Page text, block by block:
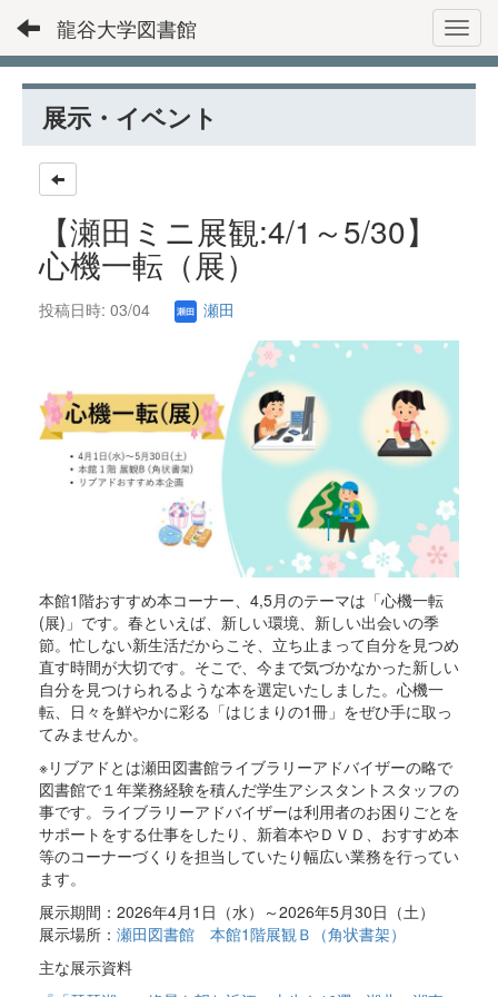
龍谷大学図書館
展示・イベント
【瀬田ミニ展観:4/1～5/30】
心機一転（展）
投稿日時: 03/04 瀬田
本館1階おすすめ本コーナー、4,5月のテーマは「心機一転
(展)」です。春といえば、新しい環境、新しい出会いの季
節。忙しない新生活だからこそ、立ち止まって自分を見つめ
直す時間が大切です。そこで、今まで気づかなかった新しい
自分を見つけられるような本を選定いたしました。心機一
転、日々を鮮やかに彩る「はじまりの1冊」をぜひ手に取っ
てみませんか。
※リブアドとは瀬田図書館ライブラリーアドバイザーの略で
図書館で１年業務経験を積んだ学生アシスタントスタッフの
事です。ライブラリーアドバイザーは利用者のお困りごとを
サポートをする仕事をしたり、新着本やＤＶＤ、おすすめ本
等のコーナーづくりを担当していたり幅広い業務を行ってい
ます。
展示期間：2026年4月1日（水）～2026年5月30日（土）
展示場所： 瀬田図書館 本館1階展観Ｂ（角状書架）
主な展示資料